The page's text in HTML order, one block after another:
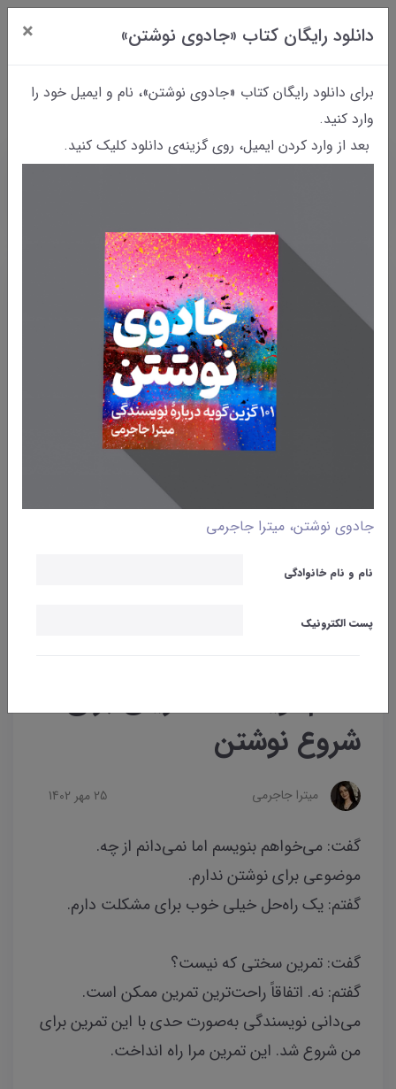
دانلود رایگان کتاب «جادوی نوشتن» ×
برای دانلود رایگان کتاب «جادوی نوشتن»، نام و ایمیل خود را
وارد کنید.
بعد از وارد کردن ایمیل، روی گزینه‌ی دانلود کلیک کنید.
جادوی نوشتن، میترا جاجرمی
نام و نام خانوادگی
پست الکترونیک
شروع نوشتن
میترا جاجرمی 25 مهر 1402
گفت: می‌خواهم بنویسم اما نمی‌دانم از چه.
موضوعی برای نوشتن ندارم.
گفتم: یک راه‌حل خیلی خوب برای مشکلت دارم.
گفت: تمرین سختی که نیست؟
گفتم: نه. اتفاقاً راحت‌ترین تمرین ممکن است.
می‌دانی نویسندگی به‌صورت حدی با این تمرین برای
من شروع شد. این تمرین مرا راه انداخت.